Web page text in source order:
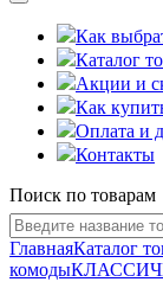
Как
Каталог
Акции и
Как
Оплата и
Контакты
Поиск по товарам
ГлавнаяКаталог
комоды